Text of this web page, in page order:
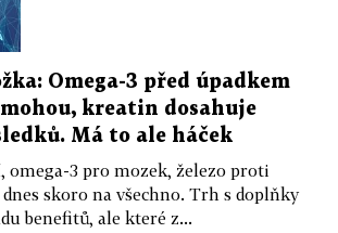
Omega-3 před úpadkem
kreatin dosahuje
Má to ale háček
omega-3 pro mozek, železo proti
skoro na všechno. Trh s doplňky
benefitů, ale které z...